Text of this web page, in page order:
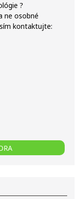
?
ne osobné
kontaktujte: